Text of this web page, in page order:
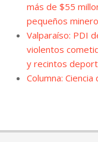
más de $55
pequeños
Valparaíso: PDI
violentos
y recintos
Columna: